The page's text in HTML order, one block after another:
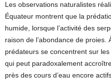
Les observations naturalistes
Équateur montrent que la
humide, lorsque l’activité des
raison de l’abondance de proies.
prédateurs se concentrent sur
qui peut paradoxalement
près des cours d’eau encore